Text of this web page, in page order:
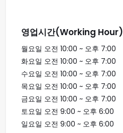
영업시간(Working Hour)
월요일 오전 10:00 ~ 오후 7:00
화요일 오전 10:00 ~ 오후 7:00
수요일 오전 10:00 ~ 오후 7:00
목요일 오전 10:00 ~ 오후 7:00
금요일 오전 10:00 ~ 오후 7:00
토요일 오전 9:00 ~ 오후 6:00
일요일 오전 9:00 ~ 오후 6:00